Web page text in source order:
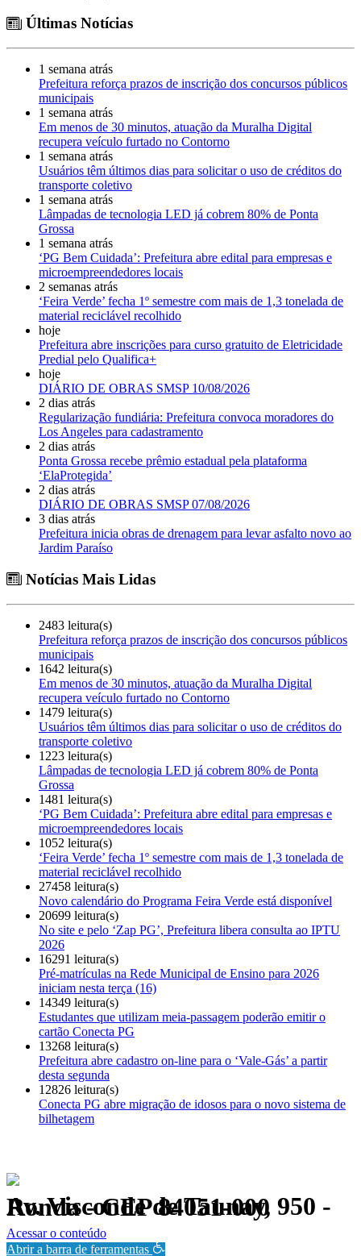
Últimas Notícias
1 semana atrás
Prefeitura reforça prazos de inscrição dos concursos públicos
municipais
1 semana atrás
Em menos de 30 minutos, atuação da Muralha Digital
recupera veículo furtado no Contorno
1 semana atrás
Usuários têm últimos dias para solicitar o uso de créditos do
transporte coletivo
1 semana atrás
Lâmpadas de tecnologia LED já cobrem 80% de Ponta
Grossa
1 semana atrás
‘PG Bem Cuidada’: Prefeitura abre edital para empresas e
microempreendedores locais
2 semanas atrás
‘Feira Verde’ fecha 1º semestre com mais de 1,3 tonelada de
material reciclável recolhido
hoje
Prefeitura abre inscrições para curso gratuito de Eletricidade
Predial pelo Qualifica+
hoje
DIÁRIO DE OBRAS SMSP 10/08/2026
2 dias atrás
Regularização fundiária: Prefeitura convoca moradores do
Los Angeles para cadastramento
2 dias atrás
Ponta Grossa recebe prêmio estadual pela plataforma
‘ElaProtegida’
2 dias atrás
DIÁRIO DE OBRAS SMSP 07/08/2026
3 dias atrás
Prefeitura inicia obras de drenagem para levar asfalto novo ao
Jardim Paraíso
Notícias Mais Lidas
2483 leitura(s)
Prefeitura reforça prazos de inscrição dos concursos públicos
municipais
1642 leitura(s)
Em menos de 30 minutos, atuação da Muralha Digital
recupera veículo furtado no Contorno
1479 leitura(s)
Usuários têm últimos dias para solicitar o uso de créditos do
transporte coletivo
1223 leitura(s)
Lâmpadas de tecnologia LED já cobrem 80% de Ponta
Grossa
1481 leitura(s)
‘PG Bem Cuidada’: Prefeitura abre edital para empresas e
microempreendedores locais
1052 leitura(s)
‘Feira Verde’ fecha 1º semestre com mais de 1,3 tonelada de
material reciclável recolhido
27458 leitura(s)
Novo calendário do Programa Feira Verde está disponível
20699 leitura(s)
No site e pelo ‘Zap PG’, Prefeitura libera consulta ao IPTU
2026
16291 leitura(s)
Pré-matrículas na Rede Municipal de Ensino para 2026
iniciam nesta terça (16)
14349 leitura(s)
Estudantes que utilizam meia-passagem poderão emitir o
cartão Conecta PG
13268 leitura(s)
Prefeitura abre cadastro on-line para o ‘Vale-Gás’ a partir
desta segunda
12826 leitura(s)
Conecta PG abre migração de idosos para o novo sistema de
bilhetagem
Av. Visconde de Taunay, 950 - Ronda - CEP 84051-000
Política de Privacidade.
Acessar o conteúdo
Abrir a barra de ferramentas